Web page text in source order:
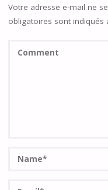
Votre adresse e-mail ne
obligatoires sont indiqués